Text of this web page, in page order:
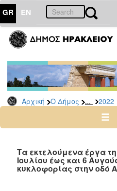
GR EN
Αρχική Ο Δήμος ... 2022
ΔΗΜΟΣ
Δελτία
Τύπου
Αρχείο
2026
2024
2022
2021
Τα εκτελούμενα έργα
Ιουλίου έως και 6
κυκλοφορίας στην οδό